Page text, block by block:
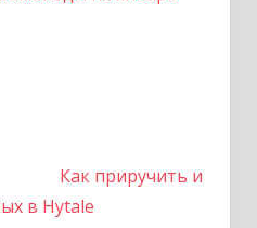
Как приручить и
в Hytale